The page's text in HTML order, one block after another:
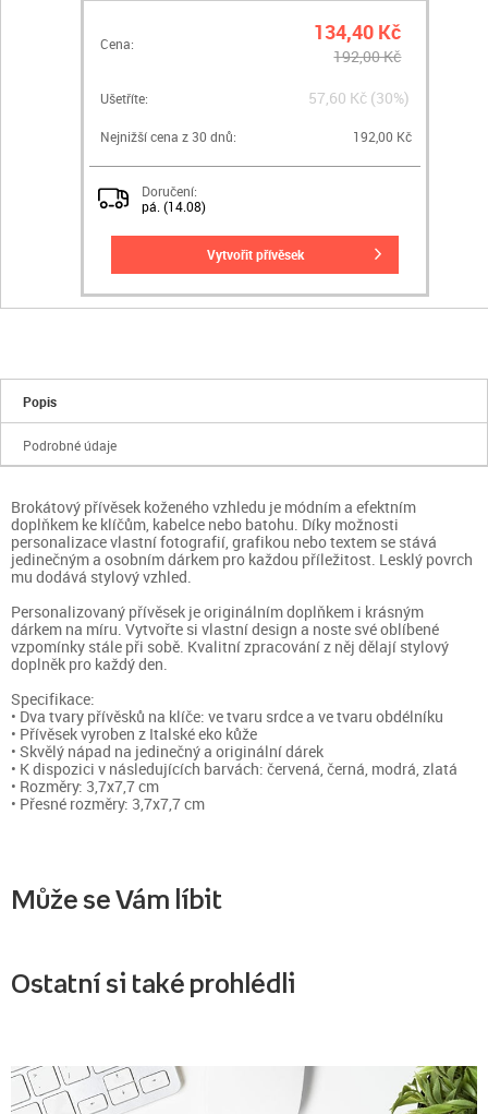
Cena: 134,40 Kč
192,00 Kč
Ušetříte: 57,60 Kč (30%)
Nejnižší cena z 30 dnů: 192,00 Kč
Doručení:
pá. (14.08)
vytvořit přívěsek
Popis
Podrobné údaje
Brokátový přívěsek koženého vzhledu je módním a efektním
doplňkem ke klíčům, kabelce nebo batohu. Díky možnosti
personalizace vlastní fotografií, grafikou nebo textem se stává
jedinečným a osobním dárkem pro každou příležitost. Lesklý povrch
mu dodává stylový vzhled.
Personalizovaný přívěsek je originálním doplňkem i krásným
dárkem na míru. Vytvořte si vlastní design a noste své oblíbené
vzpomínky stále při sobě. Kvalitní zpracování z něj dělají stylový
doplněk pro každý den.
Specifikace:
• Dva tvary přívěsků na klíče: ve tvaru srdce a ve tvaru obdélníku
• Přívěsek vyroben z Italské eko kůže
• Skvělý nápad na jedinečný a originální dárek
• K dispozici v následujících barvách: červená, černá, modrá, zlatá
• Rozměry: 3,7x7,7 cm
• Přesné rozměry: 3,7x7,7 cm
Může se Vám líbit
Ostatní si také prohlédli